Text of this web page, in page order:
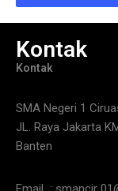
Kontak
Kontak
SMA Negeri 1
JL. Raya Jakarta
Banten